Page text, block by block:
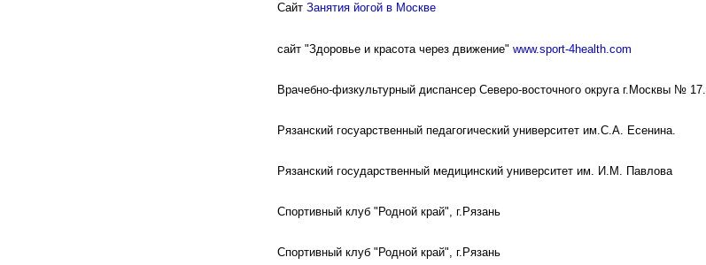
Сайт Занятия йогой в Москве
сайт "Здоровье и красота через движение" www.sport-4health.com
Врачебно-физкультурный диспансер Северо-восточного округа г.Москвы № 17.
Рязанский госуарственный педагогический университет им.С.А. Есенина.
Рязанский государственный медицинский университет им. И.М. Павлова
Спортивный клуб "Родной край", г.Рязань
Спортивный клуб "Родной край", г.Рязань